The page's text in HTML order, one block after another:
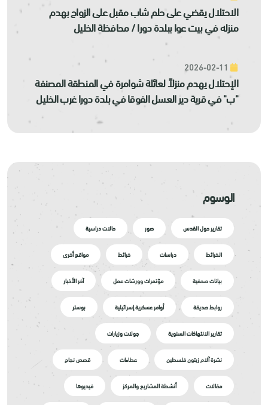
الاحتلال يقضي على حلم شاب مقبل على الزواج بهدم
منزله في بيت عوا ببلدة دورا / محافظة الخليل
الإحتلال يهدم منزلاً لعائلة شوامرة في المنطقة المصنفة
"ب" في قرية دير العسل الفوقا في بلدة دورا غرب الخليل
الوسوم
تقارير حول القدس صور حالات دراسية
الخرائط دراسات خرائط مواقع أخرى
بيانات صحفية مؤتمرات وورشات عمل آخر الأخبار
روابط صديقة أوامر عسكرية إسرائيلية بوستر
تقارير الانتهاكات السنوية جولات وزيارات
نشرة آلام زيتون فلسطين عطاءات قصص نجاح
مقالات أنشطة المشاريع والمركز فيديوها